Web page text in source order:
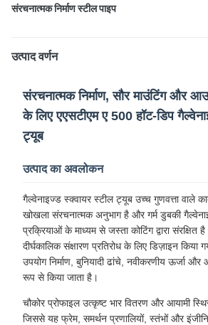
संरचनात्मक निर्माण स्टील पाइप
उत्पाद वर्णन
संरचनात्मक निर्माण, सौर माउंटिंग और
के लिए एएसटीएम ए 500 हॉट-डिप
ट्यूब
उत्पाद का अवलोकन
गैल्वेनाइज्ड स्क्वायर स्टील ट्यूब उच्च गुणवत्ता वाले
खोखला संरचनात्मक अनुभाग है और गर्म डुबकी
प्रक्रियाओं के माध्यम से जस्ता कोटिंग द्वारा
दीर्घकालिक संक्षारण प्रतिरोध के लिए डिज़ाइन किया
उपयोग निर्माण, बुनियादी ढांचे, नवीकरणीय ऊर्जा और
रूप से किया जाता है।
चौकोर प्रोफाइल उत्कृष्ट भार वितरण और आयामी
जिससे यह फ्रेम, समर्थन प्रणालियों, स्तंभों और